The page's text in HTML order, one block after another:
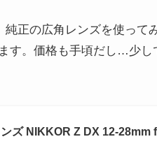
正の広角レンズを使っ
す。価格も手頃だし…少し
ズ NIKKOR Z DX 12-28mm